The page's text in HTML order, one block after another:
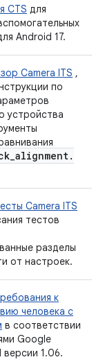
CTS для
Android 17.
Camera ITS ,
по
устройства
_alignment.
Camera ITS
тестов
разделы
от настроек.
к
человека с
в соответствии
Google
версии 1.06.